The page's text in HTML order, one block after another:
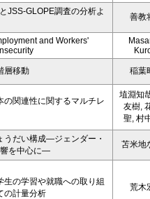
JSS-GLOPE調査の分析よ
善教
and Workers'
層移動 稲葉
の関連性に関するマルチレ
埴淵知
友樹,
聖, 村
うだい構成―ジェンダー・
響を中心に―
苫米地
の学習や就職への取り組
の計量分析
荒木